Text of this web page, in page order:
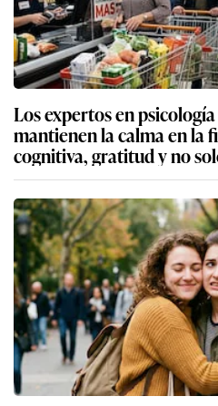
Los expertos en
mantienen la calma en la
cognitiva, gratitud y no